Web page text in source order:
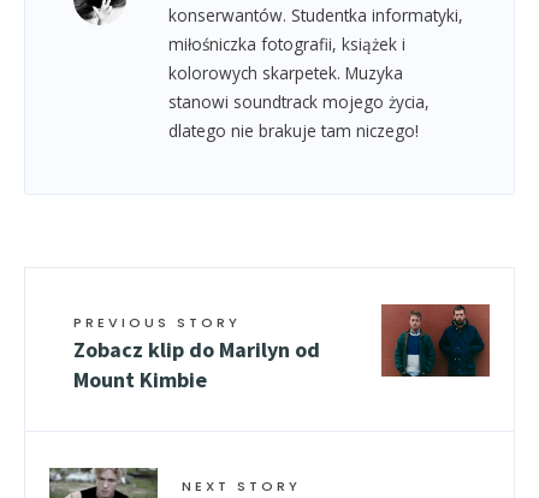
konserwantów. Studentka informatyki,
miłośniczka fotografii, książek i
kolorowych skarpetek. Muzyka
stanowi soundtrack mojego życia,
dlatego nie brakuje tam niczego!
PREVIOUS STORY
Zobacz klip do Marilyn od
Mount Kimbie
NEXT STORY